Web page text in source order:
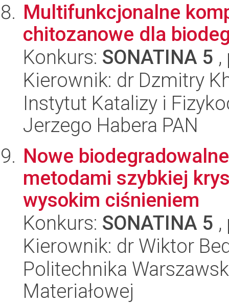
Multifunkcjonalne
chitozanowe dla
Konkurs: SONATINA 5
Kierownik: dr Dzmitry
Instytut Katalizy i
Jerzego Habera PAN
Nowe
metodami szybkiej
wysokim ciśnieniem
Konkurs: SONATINA 5
Kierownik: dr Wiktor
Politechnika
Materiałowej